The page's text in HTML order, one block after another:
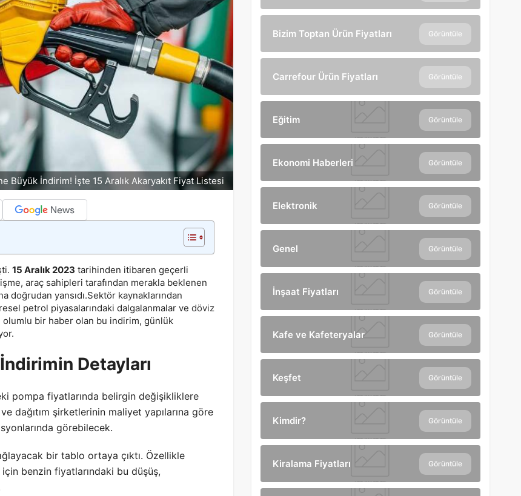
Büyük İndirim! İşte 15 Aralık Akaryakıt Fiyat Listesi
15 Aralık 2023 tarihinden itibaren geçerli
araç sahipleri tarafından merakla beklenen
doğrudan yansıdı.Sektör kaynaklarından
petrol piyasalarındaki dalgalanmalar ve döviz
bir haber olan bu indirim, günlük
Detayları
pompa fiyatlarında belirgin değişikliklere
dağıtım şirketlerinin maliyet yapılarına göre
görebilecek.
bir tablo ortaya çıktı. Özellikle
benzin fiyatlarındaki bu düşüş,
Bizim Toptan Ürün Fiyatları Görüntüle
Carrefour Ürün Fiyatları Görüntüle
Eğitim Görüntüle
Ekonomi Haberleri Görüntüle
Elektronik Görüntüle
Genel Görüntüle
İnşaat Fiyatları Görüntüle
Kafe ve Kafeteryalar Görüntüle
Keşfet Görüntüle
Kimdir? Görüntüle
Kiralama Fiyatları Görüntüle